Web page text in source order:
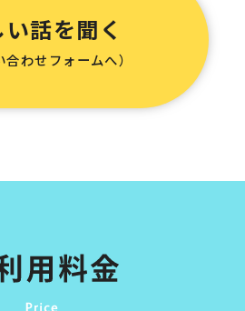
話を聞く
合わせフォームへ）